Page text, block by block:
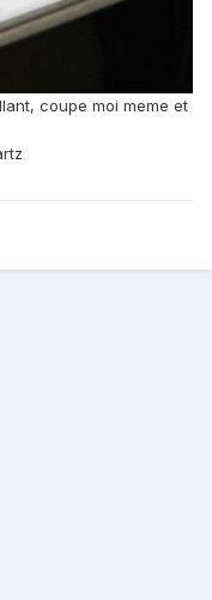
coupe moi meme et